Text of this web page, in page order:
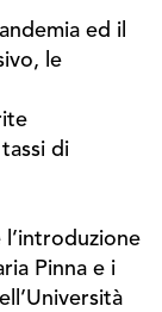
ed il
le
di
l’introduzione
Pinna e i